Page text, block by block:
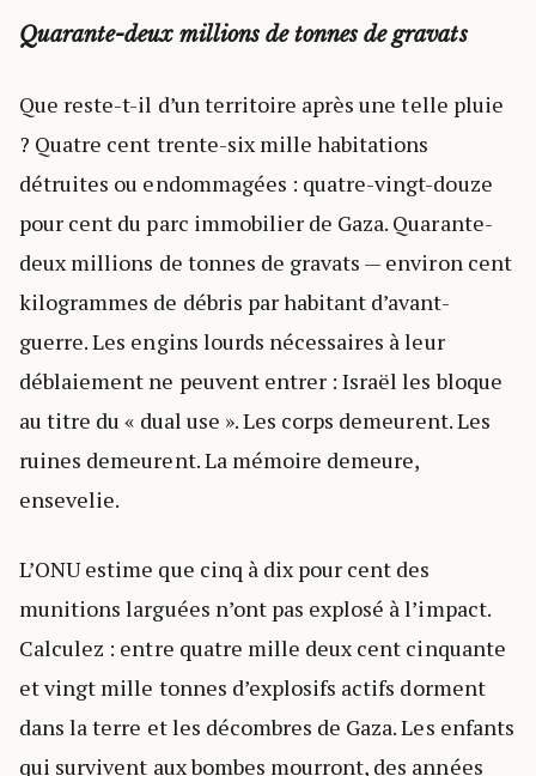
Quarante-deux millions de tonnes de gravats
Que reste-t-il d’un territoire après une telle pluie
? Quatre cent trente-six mille habitations
détruites ou endommagées : quatre-vingt-douze
pour cent du parc immobilier de Gaza. Quarante-
deux millions de tonnes de gravats — environ cent
kilogrammes de débris par habitant d’avant-
guerre. Les engins lourds nécessaires à leur
déblaiement ne peuvent entrer : Israël les bloque
au titre du « dual use ». Les corps demeurent. Les
ruines demeurent. La mémoire demeure,
ensevelie.
L’ONU estime que cinq à dix pour cent des
munitions larguées n’ont pas explosé à l’impact.
Calculez : entre quatre mille deux cent cinquante
et vingt mille tonnes d’explosifs actifs dorment
dans la terre et les décombres de Gaza. Les enfants
qui survivent aux bombes mourront, des années